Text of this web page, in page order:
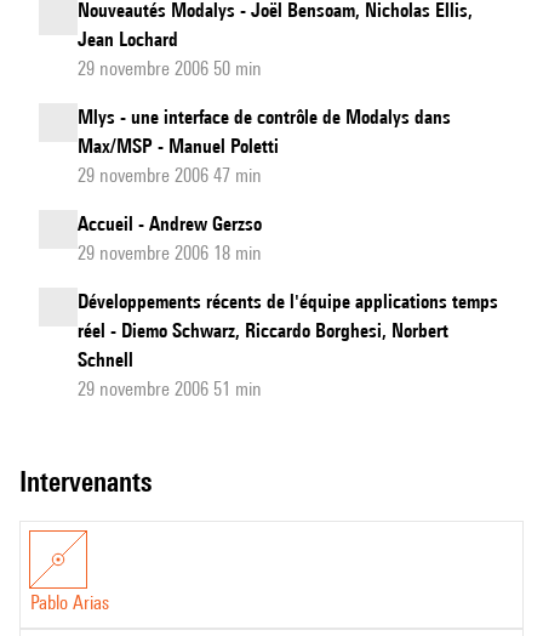
Nouveautés Modalys - Joël Bensoam, Nicholas Ellis,
Jean Lochard
29 novembre 2006 50 min
Mlys - une interface de contrôle de Modalys dans
Max/MSP - Manuel Poletti
29 novembre 2006 47 min
Accueil - Andrew Gerzso
29 novembre 2006 18 min
Développements récents de l'équipe applications temps
réel - Diemo Schwarz, Riccardo Borghesi, Norbert
Schnell
29 novembre 2006 51 min
intervenants
Pablo Arias